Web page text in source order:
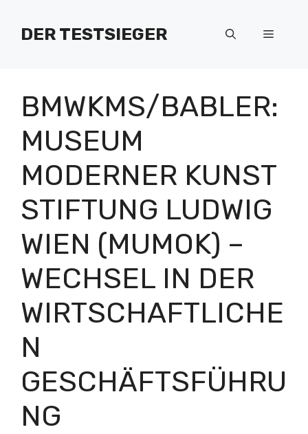
Inhalt
springenDER TESTSIEGER Menü
BMWKMS/BABLER:
MUSEUM
MODERNER KUNST
STIFTUNG LUDWIG
WIEN (MUMOK) –
WECHSEL IN DER
WIRTSCHAFTLICHE
N
GESCHÄFTSFÜHRU
NG